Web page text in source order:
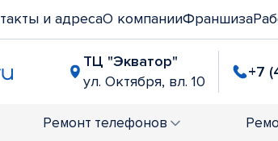
и адресаО компанииФраншиза
ТЦ "Экватор"
ул. Октября, вл. 10
+7
Ремонт телефонов